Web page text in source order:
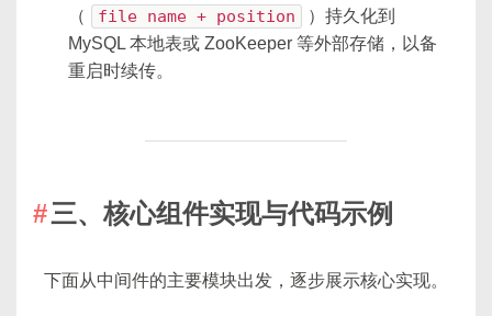
（
file name + position
）持久化到
MySQL 本地表或 ZooKeeper 等外部存储，以备
重启时续传。
三、核心组件实现与代码示例
下面从中间件的主要模块出发，逐步展示核心实现。